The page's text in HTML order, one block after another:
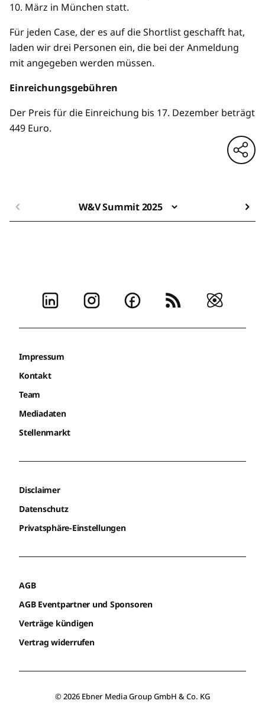
10. März in München statt.
Für jeden Case, der es auf die Shortlist geschafft hat,
laden wir drei Personen ein, die bei der Anmeldung
mit angegeben werden müssen.
Einreichungsgebühren
Der Preis für die Einreichung bis 17. Dezember beträgt
449 Euro.
W&V Summit 2025
Impressum
Kontakt
Team
Mediadaten
Stellenmarkt
Disclaimer
Datenschutz
Privatsphäre-Einstellungen
AGB
AGB Eventpartner und Sponsoren
Verträge kündigen
Vertrag widerrufen
© 2026 Ebner Media Group GmbH & Co. KG